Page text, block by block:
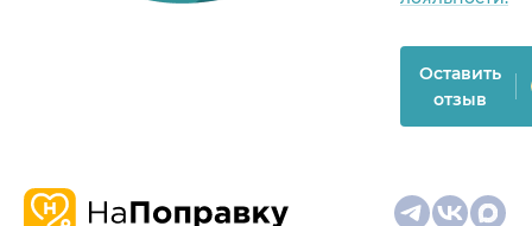
Оставить
отзыв